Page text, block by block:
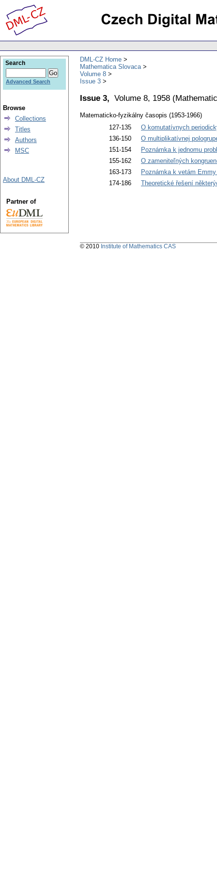
DML-CZ Home
Mathematica Slovaca
Volume 8
Issue 3
Issue 3, Volume 8, 1958 (
Matematicko-fyzikálny časopis (1953-1966)
127-135
O komutatívnych
136-150
O multiplikatívnej
151-154
Poznámka k jednomu
155-162
O zameniteľných
163-173
Poznámka k vetám
174-186
Theoretické řešení
Search
Advanced Search
Browse
Collections
Titles
Authors
MSC
About DML-CZ
Partner of
© 2010 Institute of Mathematics CAS